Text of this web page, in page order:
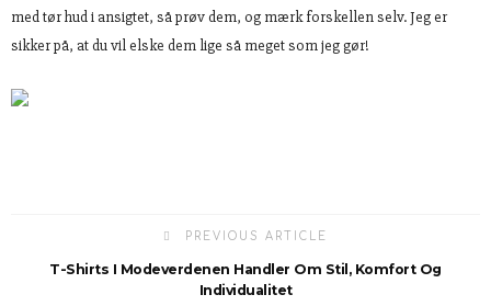
med tør hud i ansigtet, så prøv dem, og mærk forskellen selv. Jeg er
sikker på, at du vil elske dem lige så meget som jeg gør!
PREVIOUS ARTICLE
T-Shirts I Modeverdenen Handler Om Stil, Komfort Og
Individualitet